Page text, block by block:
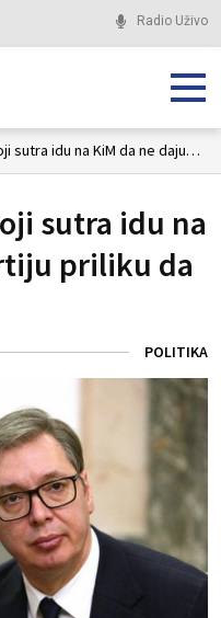
Radio Uživo
Vučić: Molim sve koji sutra idu na KiM da ne daju Kurtiju priliku da ih hapsi
sutra idu na
priliku da
POLITIKA